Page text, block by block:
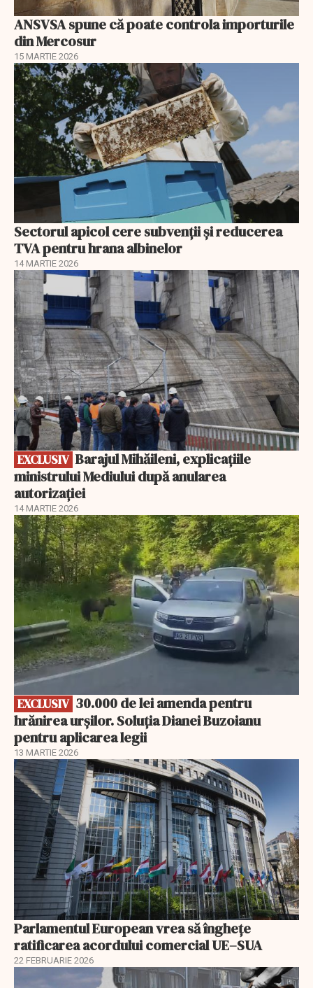
ANSVSA spune că poate controla importurile
din Mercosur
15 MARTIE 2026
Sectorul apicol cere subvenții și reducerea
TVA pentru hrana albinelor
14 MARTIE 2026
EXCLUSIV
EXCLUSIV
ministrului Mediului după anularea
autorizației
14 MARTIE 2026
EXCLUSIV
EXCLUSIV
hrănirea urșilor. Soluția Dianei Buzoianu
pentru aplicarea legii
13 MARTIE 2026
Parlamentul European vrea să înghețe
ratificarea acordului comercial UE–SUA
22 FEBRUARIE 2026